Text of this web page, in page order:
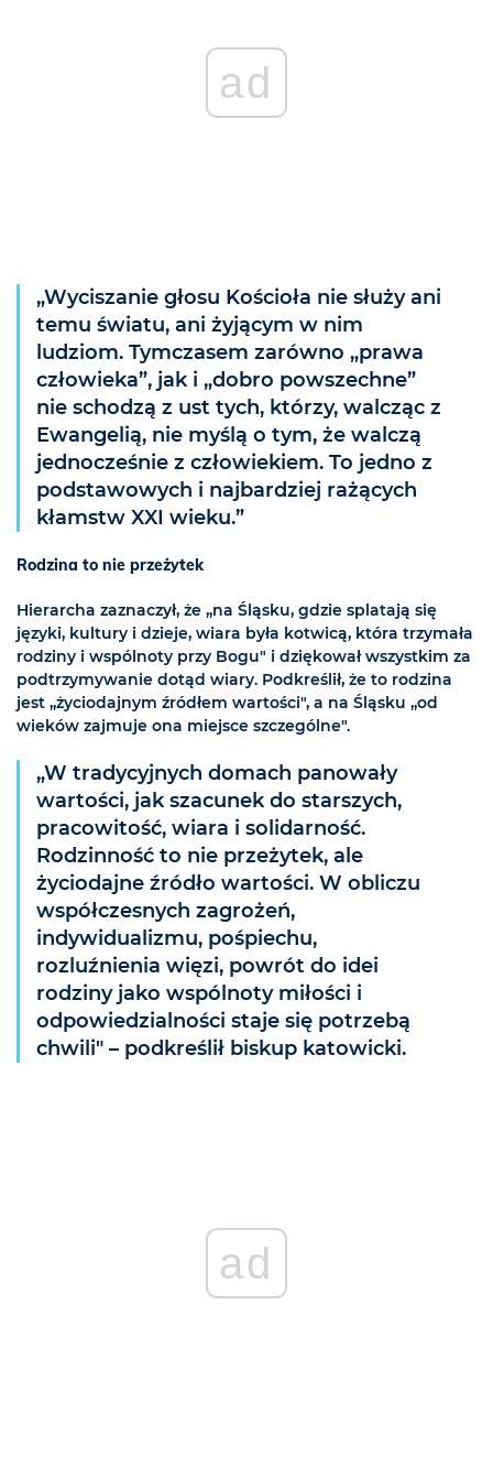
ad
„Wyciszanie głosu Kościoła nie służy ani
temu światu, ani żyjącym w nim
ludziom. Tymczasem zarówno „prawa
człowieka”, jak i „dobro powszechne”
nie schodzą z ust tych, którzy, walcząc z
Ewangelią, nie myślą o tym, że walczą
jednocześnie z człowiekiem. To jedno z
podstawowych i najbardziej rażących
kłamstw XXI wieku.”
Rodzina to nie przeżytek
Hierarcha zaznaczył, że „na Śląsku, gdzie splatają się
języki, kultury i dzieje, wiara była kotwicą, która trzymała
rodziny i wspólnoty przy Bogu" i dziękował wszystkim za
podtrzymywanie dotąd wiary. Podkreślił, że to rodzina
jest „życiodajnym źródłem wartości", a na Śląsku „od
wieków zajmuje ona miejsce szczególne".
„W tradycyjnych domach panowały
wartości, jak szacunek do starszych,
pracowitość, wiara i solidarność.
Rodzinność to nie przeżytek, ale
życiodajne źródło wartości. W obliczu
współczesnych zagrożeń,
indywidualizmu, pośpiechu,
rozluźnienia więzi, powrót do idei
rodziny jako wspólnoty miłości i
odpowiedzialności staje się potrzebą
chwili" – podkreślił biskup katowicki.
ad